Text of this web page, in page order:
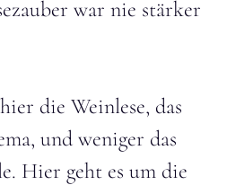
war nie stärker
die Weinlese, das
und weniger das
Hier geht es um die